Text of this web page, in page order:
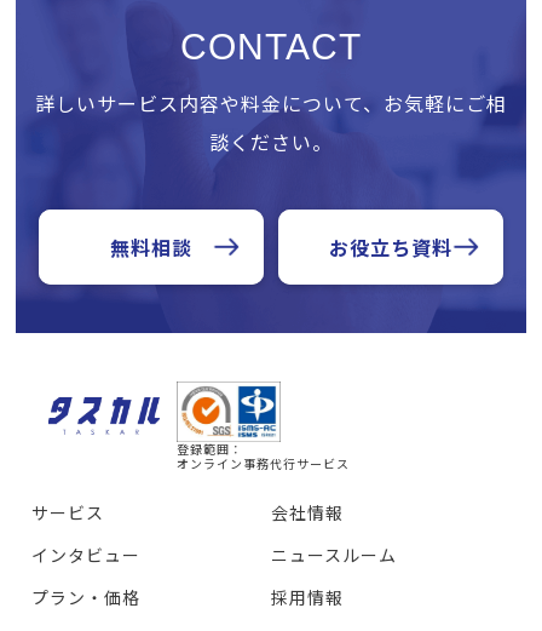
CONTACT
詳しいサービス内容や料金について、お気軽にご相
談ください。
無料相談 お役立ち資料
登録範囲：
オンライン事務代行サービス
サービス
インタビュー
プラン・価格
会社情報
ニュースルーム
採用情報